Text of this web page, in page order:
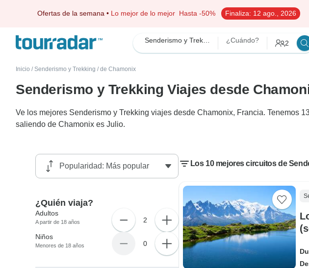
Ofertas de la semana • Lo mejor de lo mejor Hasta -50% Finaliza: 12 ago., 2026
¿Cuándo? 2
Inicio / Senderismo y Trekking / de Chamonix
Senderismo y Trekking Viajes desde
Ve los mejores Senderismo y Trekking viajes desde Chamonix, Francia. Tenemos
saliendo de Chamonix es Julio.
Los 10 mejores circuitos de
¿Quién viaja?
Adultos
A partir de 18 años 2
Niños
Menores de 18 años 0